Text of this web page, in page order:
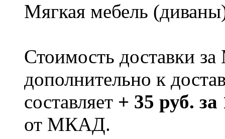
Мягкая мебель
Стоимость доставки
дополнительно к
составляет + 35 руб.
от МКАД.